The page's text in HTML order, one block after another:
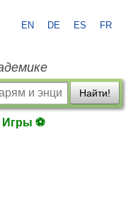
EN DE ES FR
Найти!
Игры ⚽